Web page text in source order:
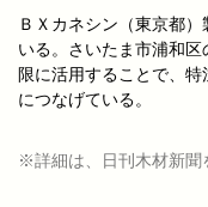
ＢＸカネシン（東京都
いる。さいたま市浦和
限に活用することで、
につなげている。
※詳細は、日刊木材新聞